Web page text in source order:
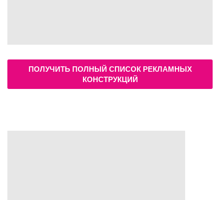
ПОЛУЧИТЬ ПОЛНЫЙ СПИСОК РЕКЛАМНЫХ
КОНСТРУКЦИЙ